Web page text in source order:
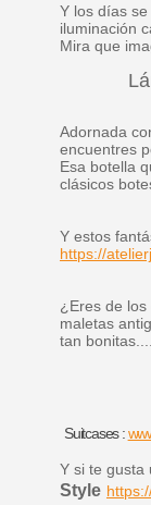
Y los días
iluminación
Mira que
Adornada
encuentres
Esa botella
clásicos
Y estos
https://
¿Eres de
maletas
tan bonitas.....
Suitcases :
Y si te gusta
Style